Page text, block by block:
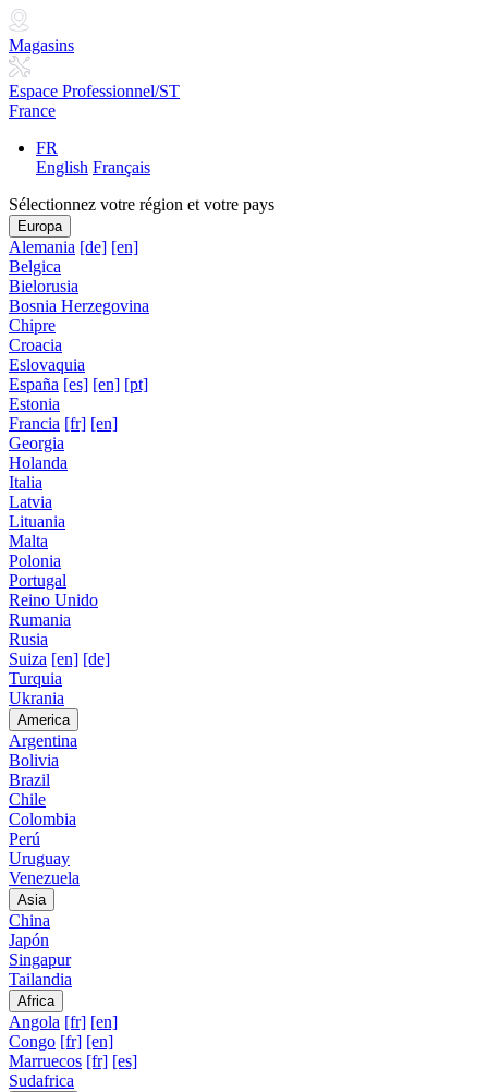
Magasins
Espace Professionnel/ST
France
FR
English Français
Sélectionnez votre région et votre pays
Europa
Alemania [de] [en]
Belgica
Bielorusia
Bosnia Herzegovina
Chipre
Croacia
Eslovaquia
España [es] [en] [pt]
Estonia
Francia [fr] [en]
Georgia
Holanda
Italia
Latvia
Lituania
Malta
Polonia
Portugal
Reino Unido
Rumania
Rusia
Suiza [en] [de]
Turquia
Ukrania
America
Argentina
Bolivia
Brazil
Chile
Colombia
Perú
Uruguay
Venezuela
Asia
China
Japón
Singapur
Tailandia
Africa
Angola [fr] [en]
Congo [fr] [en]
Marruecos [fr] [es]
Sudafrica